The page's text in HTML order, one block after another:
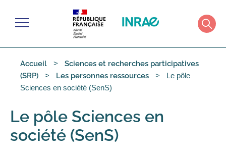
Menu
Accueil
Sciences et recherches participatives
(SRP)
Les personnes ressources
Le pôle
Sciences en société (SenS)
Le pôle Sciences en
société (SenS)